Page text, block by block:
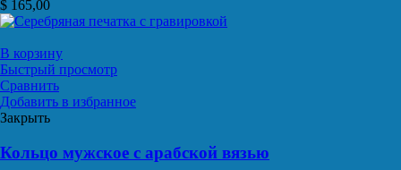
$ 165,00
В корзину
Быстрый просмотр
Сравнить
Добавить в избранное
Закрыть
Кольцо мужское с арабской вязью